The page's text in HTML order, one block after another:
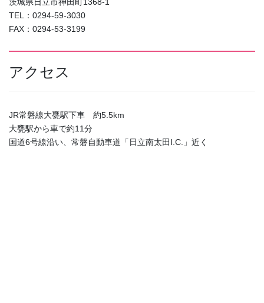
茨城県日立市神田町1368-1
TEL：0294-59-3030
FAX：0294-53-3199
アクセス
JR常磐線大甕駅下車 約5.5km
大甕駅から車で約11分
国道6号線沿い、常磐自動車道「日立南太田I.C.」近く